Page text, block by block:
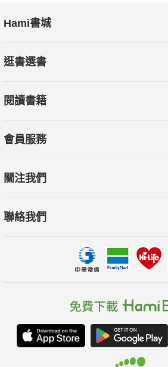
Hami書城
逛書選書
閱讀書籍
會員服務
關注我們
聯絡我們